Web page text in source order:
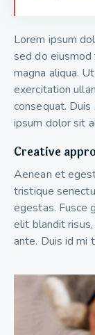
Lorem ipsum
sed do
magna aliqua.
exercitation
consequat.
ipsum dolor sit
Creative
Aenean et
tristique
egestas. Fusce
elit blandit risus,
ante. Duis id mi